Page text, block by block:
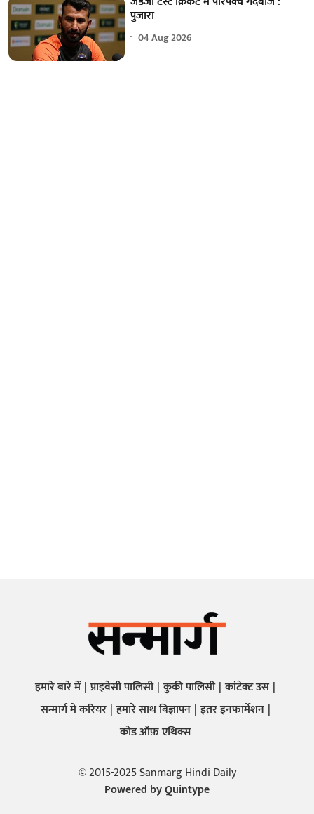
पुजारा
04 Aug 2026
हमारे बारे में प्राइवेसी पालिसी कुकी पालिसी कांटेक्ट उस
सन्मार्ग में करियर हमारे साथ बिज्ञापन इतर इनफार्मेशन
कोड ऑफ़ एथिक्स
© 2015-2025 Sanmarg Hindi Daily
Powered byQuintype